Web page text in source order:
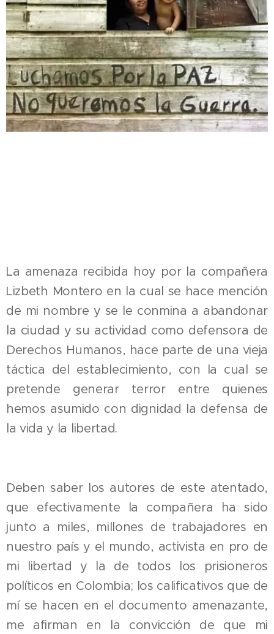
La amenaza recibida hoy por la compañera
Lizbeth Montero en la cual se hace mención
de mi nombre y se le conmina a abandonar
la ciudad y su actividad como defensora de
Derechos Humanos, hace parte de una vieja
táctica del establecimiento, con la cual se
pretende generar terror entre quienes
hemos asumido con dignidad la defensa de
la vida y la libertad.
Deben saber los autores de este atentado,
que efectivamente la compañera ha sido
junto a miles, millones de trabajadores en
nuestro país y el mundo, activista en pro de
mi libertad y la de todos los prisioneros
políticos en Colombia; los calificativos que de
mí se hacen en el documento amenazante,
me afirman en la convicción de que mi